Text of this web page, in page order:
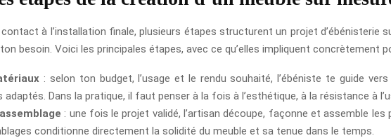
à l’installation finale, plusieurs étapes structurent un projet d’ébénisterie
besoin. Voici les principales étapes, avec ce qu’elles impliquent concrètement
: selon ton budget, l’usage et le rendu souhaité, l’ébéniste te guide
adaptés. Dans la pratique, il faut penser à la fois à l’esthétique, à la résistance à
: une fois le projet validé, l’artisan découpe, façonne et assemble
conditionne directement la solidité du meuble et sa tenue dans le temps.